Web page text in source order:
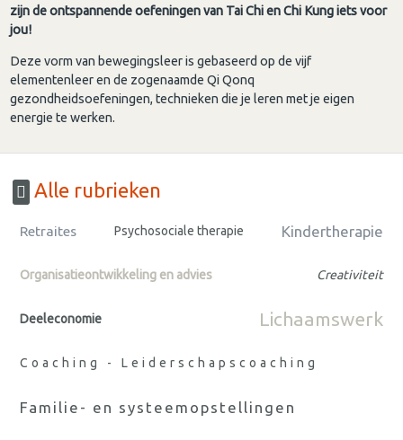
zijn de ontspannende oefeningen van Tai Chi en Chi Kung iets voor
jou!
Deze vorm van bewegingsleer is gebaseerd op de vijf
elementenleer en de zogenaamde Qi Qonq
gezondheidsoefeningen, technieken die je leren met je eigen
energie te werken.
Alle rubrieken
Retraites Psychosociale therapie Kindertherapie
Organisatieontwikkeling en advies Creativiteit
Deeleconomie Lichaamswerk
Coaching - Leiderschapscoaching
Familie- en systeemopstellingen